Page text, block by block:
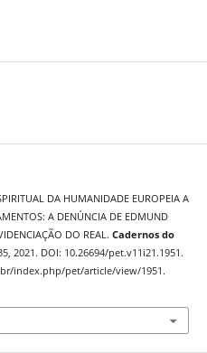
DA HUMANIDADE EUROPEIA A
A DENÚNCIA DE EDMUND
DO REAL. Cadernos do
2021. DOI: 10.26694/pet.v11i21.1951.
index.php/pet/article/view/1951.